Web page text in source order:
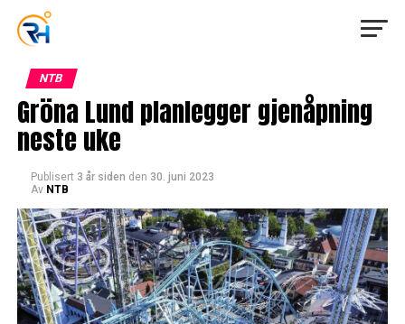
NTB
Gröna Lund planlegger gjenåpning
neste uke
Publisert 3 år siden den 30. juni 2023
Av NTB